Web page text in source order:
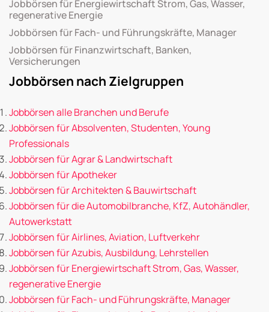
Jobbörsen für Energiewirtschaft Strom, Gas, Wasser,
regenerative Energie
Jobbörsen für Fach- und Führungskräfte, Manager
Jobbörsen für Finanzwirtschaft, Banken,
Versicherungen
Jobbörsen nach Zielgruppen
Jobbörsen alle Branchen und Berufe
Jobbörsen für Absolventen, Studenten, Young
Professionals
Jobbörsen für Agrar & Landwirtschaft
Jobbörsen für Apotheker
Jobbörsen für Architekten & Bauwirtschaft
Jobbörsen für die Automobilbranche, KfZ, Autohändler,
Autowerkstatt
Jobbörsen für Airlines, Aviation, Luftverkehr
Jobbörsen für Azubis, Ausbildung, Lehrstellen
Jobbörsen für Energiewirtschaft Strom, Gas, Wasser,
regenerative Energie
Jobbörsen für Fach- und Führungskräfte, Manager